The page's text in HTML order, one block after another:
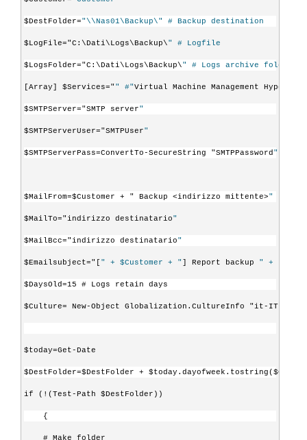
$DestFolder="\\Nas01\Backup\" # Backup destination
$LogFile="C:\Dati\Logs\Backup\" # Logfile
$LogsFolder="C:\Dati\Logs\Backup\" # Logs archive folder
[Array] $Services=" " #"Virtual Machine Management Hyper-V
$SMTPServer="SMTP server"
$SMTPServerUser="SMTPUser"
$SMTPServerPass=ConvertTo-SecureString "SMTPPassword " -
$MailFrom=$Customer + " Backup <indirizzo mittente>"
$MailTo="indirizzo destinatario"
$MailBcc="indirizzo destinatario"
$Emailsubject="[" + $Customer + " ] Report backup " + (get-
$DaysOld=15 # Logs retain days
$Culture= New-Object Globalization.CultureInfo "it-IT
$today=Get-Date
$DestFolder=$DestFolder +
if (!(Test-Path $DestFolder))
    {
    # Make folder